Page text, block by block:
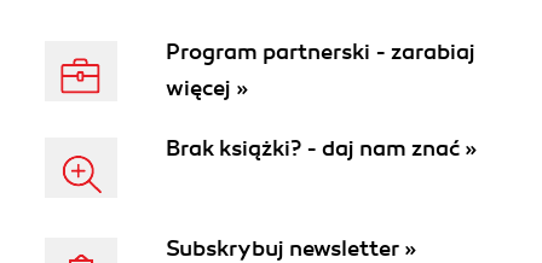
Program partnerski - zarabiaj
więcej »
Brak książki? - daj nam znać »
Subskrybuj newsletter »